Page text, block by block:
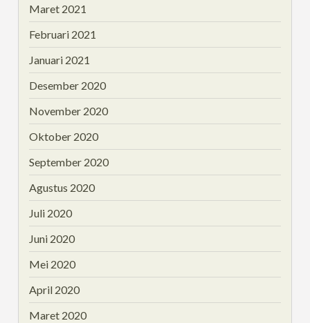
Maret 2021
Februari 2021
Januari 2021
Desember 2020
November 2020
Oktober 2020
September 2020
Agustus 2020
Juli 2020
Juni 2020
Mei 2020
April 2020
Maret 2020